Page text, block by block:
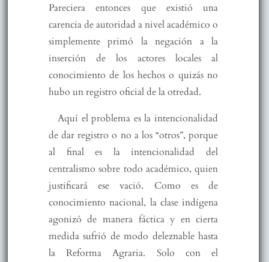
Pareciera entonces que existió una
carencia de autoridad a nivel académico o
simplemente primó la negación a la
inserción de los actores locales al
conocimiento de los hechos o quizás no
hubo un registro oficial de la otredad.
Aquí el problema es la intencionalidad
de dar registro o no a los “otros”, porque
al final es la intencionalidad del
centralismo sobre todo académico, quien
justificará ese vació. Como es de
conocimiento nacional, la clase indígena
agonizó de manera fáctica y en cierta
medida sufrió de modo deleznable hasta
la Reforma Agraria. Solo con el